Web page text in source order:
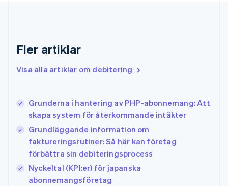
Fler artiklar
Visa alla artiklar om debitering
Grunderna i hantering av PHP-abonnemang: Att
skapa system för återkommande intäkter
Grundläggande information om
faktureringsrutiner: Så här kan företag
förbättra sin debiteringsprocess
Nyckeltal (KPI:er) för japanska
abonnemangsföretag
Hongkong SAR, Kina
English 简体中文
Indien
Italien
ItalianoEnglish
Japan
日本語 English
EnglishFrançais
Kroatien
EnglishItaliano